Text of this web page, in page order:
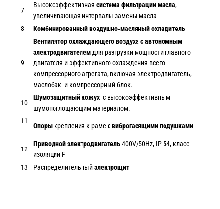
7
Высокоэффективная система фильтрации масла,
увеличивающая интервалы замены масла
8
Комбинированный воздушно-масляный охладитель
9
Вентилятор охлаждающего воздуха с автономным
электродвигателем для разгрузки мощности главного
двигателя и эффективного охлаждения всего
компрессорного агрегата, включая электродвигатель,
маслобак и компрессорный блок.
10
11
Шумозащитный кожух с высокоэффективным
шумопоглощающим материалом.
Опоры крепления к раме с виброгасящими подушками
12
Приводной электродвигатель400V/50Hz, IP 54, класс
изоляции F
13
Распределительныйэлектрощит